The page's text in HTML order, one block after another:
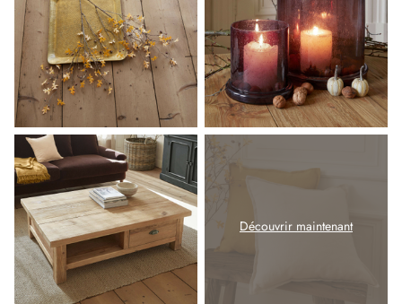
Découvrir maintenant